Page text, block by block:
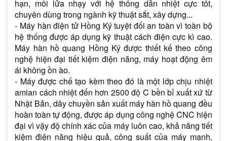
hạn, mồi lửa nhạy với hệ thống dẫn nhiệt cực tốt,
chuyên dùng trong ngành kỹ thuật sắt, xây dựng...
- Máy hàn điện tử Hồng Ký tuyệt đối an toàn vì toàn bộ
hệ thống được áp dụng kỹ thuật cách điện cực kì cao.
Máy hàn hồ quang Hồng Ký được thiết kế theo công
nghệ hiện đại tiết kiệm điện năng, máy hoạt động êm
ái không ồn ào.
- Máy được chế tạo kèm theo đó là một lớp chịu nhiệt
amian cách nhiệt đến hơn 2500 độ C bền bỉ xuất xứ từ
Nhật Bản, dây chuyền sản xuất máy hàn hồ quang đều
hoàn toàn tự động, được áp dụng công nghệ CNC hiện
đại vì vậy độ chính xác của máy luôn cao, khả năng tiết
kiệm điện năng hiệu quả, công suất của máy mạnh,